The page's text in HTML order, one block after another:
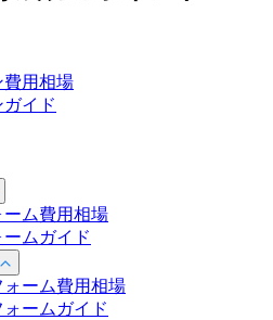
費用相場
イド
ム費用相場
ムガイド
ーム費用相場
ームガイド